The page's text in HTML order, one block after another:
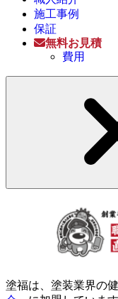
施工事例
保証
無料お見積
費用
塗福は、塗装業界の